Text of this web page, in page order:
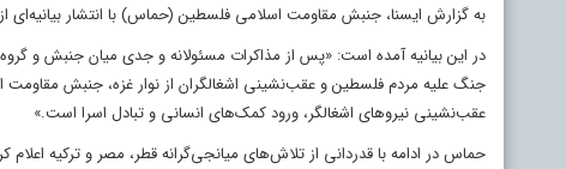
به گزارش ایسنا، جنبش مقاومت اسلامی فلسطین (حماس) با انتشار بیانیه‌ای
در این بیانیه آمده است: «پس از مذاکرات مسئولانه و جدی میان جنبش و
جنگ علیه مردم فلسطین و عقب‌نشینی اشغالگران از نوار غزه، جنبش
عقب‌نشینی نیروهای اشغالگر، ورود کمک‌های انسانی و تبادل اسرا است.»
حماس در ادامه با قدردانی از تلاش‌های میانجی‌گرانه قطر، مصر و ترکیه